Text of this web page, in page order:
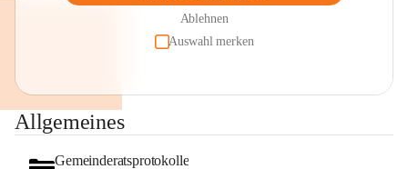
Ablehnen
Auswahl merken
Allgemeines
Gemeinderatsprotokolle